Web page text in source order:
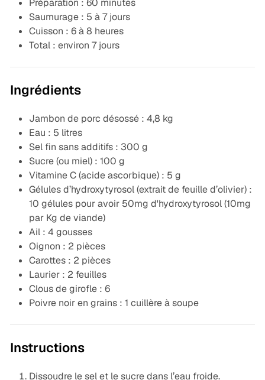
Préparation : 60 minutes
Saumurage : 5 à 7 jours
Cuisson : 6 à 8 heures
Total : environ 7 jours
Ingrédients
Jambon de porc désossé : 4,8 kg
Eau : 5 litres
Sel fin sans additifs : 300 g
Sucre (ou miel) : 100 g
Vitamine C (acide ascorbique) : 5 g
Gélules d’hydroxytyrosol (extrait de feuille d’olivier) :
10 gélules pour avoir 50mg d'hydroxytyrosol (10mg
par Kg de viande)
Ail : 4 gousses
Oignon : 2 pièces
Carottes : 2 pièces
Laurier : 2 feuilles
Clous de girofle : 6
Poivre noir en grains : 1 cuillère à soupe
Instructions
Dissoudre le sel et le sucre dans l’eau froide.